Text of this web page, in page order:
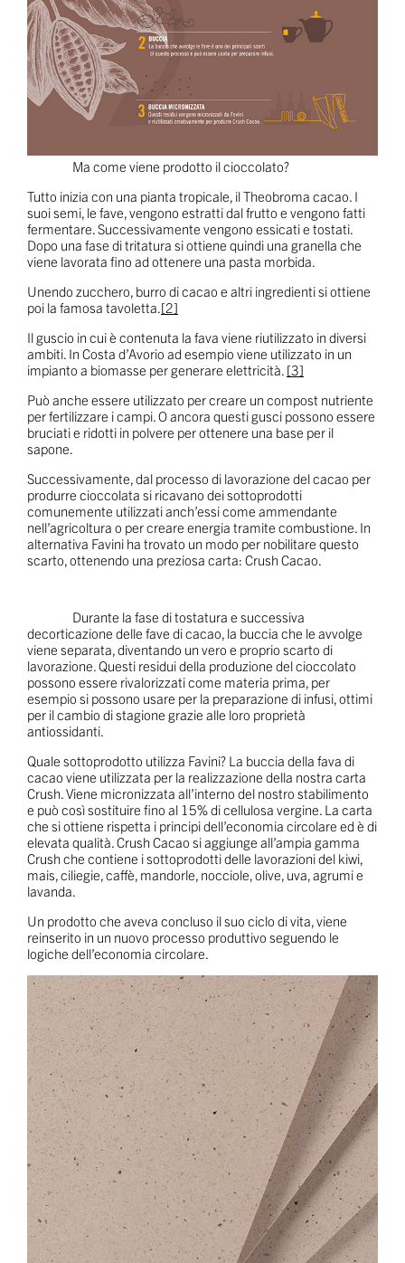
Ma come viene prodotto il cioccolato?
Tutto inizia con una pianta tropicale, il Theobroma cacao. I
suoi semi, le fave, vengono estratti dal frutto e vengono fatti
fermentare. Successivamente vengono essicati e tostati.
Dopo una fase di tritatura si ottiene quindi una granella che
viene lavorata fino ad ottenere una pasta morbida.
Unendo zucchero, burro di cacao e altri ingredienti si ottiene
poi la famosa tavoletta. [2]
Il guscio in cui è contenuta la fava viene riutilizzato in diversi
ambiti. In Costa d’Avorio ad esempio viene utilizzato in un
impianto a biomasse per generare elettricità. [3]
Può anche essere utilizzato per creare un compost nutriente
per fertilizzare i campi. O ancora questi gusci possono essere
bruciati e ridotti in polvere per ottenere una base per il
sapone.
Successivamente, dal processo di lavorazione del cacao per
produrre cioccolata si ricavano dei sottoprodotti
comunemente utilizzati anch’essi come ammendante
nell’agricoltura o per creare energia tramite combustione. In
alternativa Favini ha trovato un modo per nobilitare questo
scarto, ottenendo una preziosa carta: Crush Cacao.
Durante la fase di tostatura e successiva
decorticazione delle fave di cacao, la buccia che le avvolge
viene separata, diventando un vero e proprio scarto di
lavorazione. Questi residui della produzione del cioccolato
possono essere rivalorizzati come materia prima, per
esempio si possono usare per la preparazione di infusi, ottimi
per il cambio di stagione grazie alle loro proprietà
antiossidanti.
Quale sottoprodotto utilizza Favini? La buccia della fava di
cacao viene utilizzata per la realizzazione della nostra carta
Crush. Viene micronizzata all’interno del nostro stabilimento
e può così sostituire fino al 15% di cellulosa vergine. La carta
che si ottiene rispetta i principi dell’economia circolare ed è di
elevata qualità. Crush Cacao si aggiunge all’ampia gamma
Crush che contiene i sottoprodotti delle lavorazioni del kiwi,
mais, ciliegie, caffè, mandorle, nocciole, olive, uva, agrumi e
lavanda.
Un prodotto che aveva concluso il suo ciclo di vita, viene
reinserito in un nuovo processo produttivo seguendo le
logiche dell’economia circolare.